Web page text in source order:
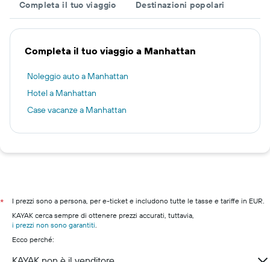
Completa il tuo viaggio Destinazioni popolari
Completa il tuo viaggio a Manhattan
Noleggio auto a Manhattan
Hotel a Manhattan
Case vacanze a Manhattan
*
I prezzi sono a persona, per e-ticket e includono tutte le tasse e tariffe in EUR.
KAYAK cerca sempre di ottenere prezzi accurati, tuttavia,
i prezzi non sono garantiti.
Ecco perché: